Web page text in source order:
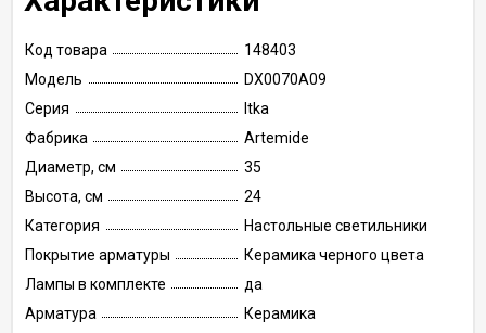
Код товара
148403
Модель
DX0070A09
Серия
Itka
Фабрика
Artemide
Диаметр, см
35
Высота, см
24
Категория
Настольные светильники
Покрытие арматуры
Керамика черного цвета
Лампы в комплекте
да
Арматура
Керамика